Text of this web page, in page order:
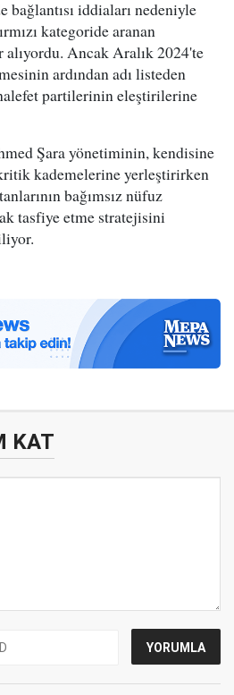
iddiaları nedeniyle
kategoride aranan
Ancak Aralık 2024'te
ardından adı listeden
partilerinin eleştirilerine
Şara yönetiminin, kendisine
kademelerine yerleştirirken
bağımsız nüfuz
tasfiye etme stratejisini
KAT